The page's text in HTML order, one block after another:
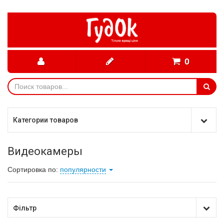
0
Категории товаров
Видеокамеры
Сортировка по: популярности
Фільтр